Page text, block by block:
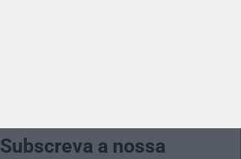
Subscreva a nossa